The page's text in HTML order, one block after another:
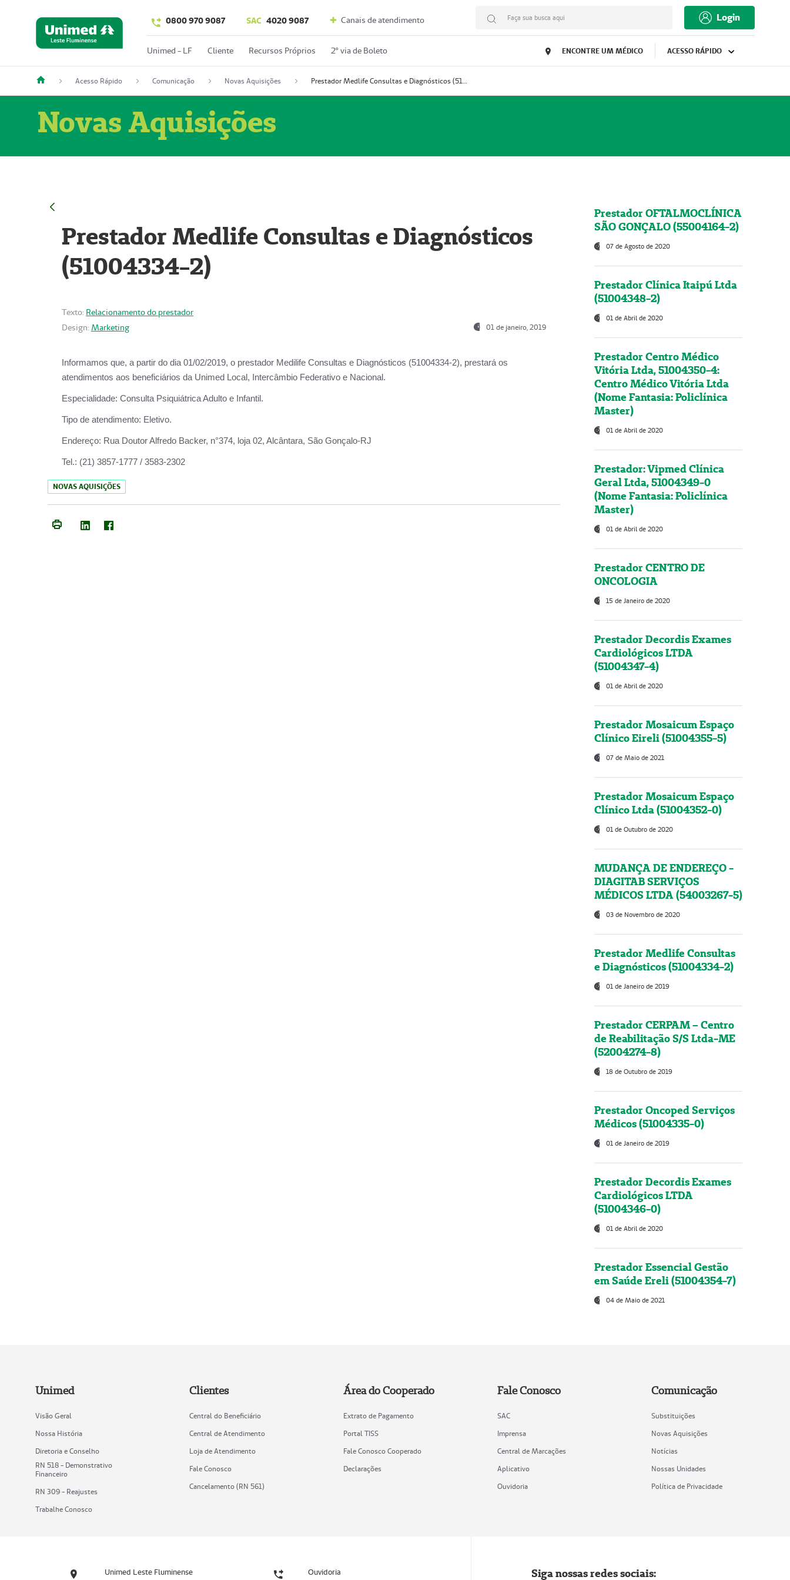
0800 970 9087 SAC 4020 9087 Canais de atendimento Faça sua busca aqui Login
Unimed - LF Cliente Recursos Próprios 2º via de Boleto ENCONTRE UM MÉDICO ACESSO RÁPIDO
Acesso Rápido Comunicação Novas Aquisições Prestador Medlife Consultas e Diagnósticos (51004334-2)
Novas Aquisições
Prestador Medlife Consultas e Diagnósticos
(51004334-2)
Texto: Relacionamento do prestador
Design: Marketing 01 de janeiro, 2019
Informamos que, a partir do dia 01/02/2019, o prestador Medilife Consultas e Diagnósticos (51004334-2), prestará os
atendimentos aos beneficiários da Unimed Local, Intercâmbio Federativo e Nacional.
Especialidade: Consulta Psiquiátrica Adulto e Infantil.
Tipo de atendimento: Eletivo.
Endereço: Rua Doutor Alfredo Backer, n°374, loja 02, Alcântara, São Gonçalo-RJ
Tel.: (21) 3857-1777 / 3583-2302
NOVAS AQUISIÇÕES
Prestador OFTALMOCLÍNICA
SÃO GONÇALO (55004164-2)
07 de Agosto de 2020
Prestador Clínica Itaipú Ltda
(51004348-2)
01 de Abril de 2020
Prestador Centro Médico
Vitória Ltda, 51004350-4:
Centro Médico Vitória Ltda
(Nome Fantasia: Policlínica
Master)
01 de Abril de 2020
Prestador: Vipmed Clínica
Geral Ltda, 51004349-0
(Nome Fantasia: Policlínica
Master)
01 de Abril de 2020
Prestador CENTRO DE
ONCOLOGIA
15 de Janeiro de 2020
Prestador Decordis Exames
Cardiológicos LTDA
(51004347-4)
01 de Abril de 2020
Prestador Mosaicum Espaço
Clínico Eireli (51004355-5)
07 de Maio de 2021
Prestador Mosaicum Espaço
Clínico Ltda (51004352-0)
01 de Outubro de 2020
MUDANÇA DE ENDEREÇO -
DIAGITAB SERVIÇOS
MÉDICOS LTDA (54003267-5)
03 de Novembro de 2020
Prestador Medlife Consultas
e Diagnósticos (51004334-2)
01 de Janeiro de 2019
Prestador CERPAM – Centro
de Reabilitação S/S Ltda-ME
(52004274-8)
18 de Outubro de 2019
Prestador Oncoped Serviços
Médicos (51004335-0)
01 de Janeiro de 2019
Prestador Decordis Exames
Cardiológicos LTDA
(51004346-0)
01 de Abril de 2020
Prestador Essencial Gestão
em Saúde Ereli (51004354-7)
04 de Maio de 2021
Unimed
Visão Geral
Nossa História
Diretoria e Conselho
RN 518 - Demonstrativo
Financeiro
RN 309 - Reajustes
Trabalhe Conosco
Clientes
Central do Beneficiário
Central de Atendimento
Loja de Atendimento
Fale Conosco
Cancelamento (RN 561)
Área do Cooperado
Extrato de Pagamento
Portal TISS
Fale Conosco Cooperado
Declarações
Fale Conosco
SAC
Imprensa
Central de Marcações
Aplicativo
Ouvidoria
Comunicação
Substituições
Novas Aquisições
Notícias
Nossas Unidades
Política de Privacidade
Unimed Leste Fluminense Ouvidoria Siga nossas redes sociais: